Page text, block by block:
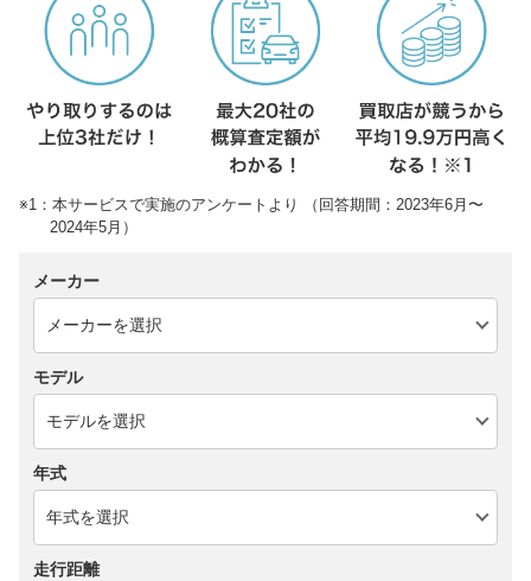
※1：本サービスで実施のアンケートより （回答期間：2023年6月〜
2024年5月）
メーカー
モデル
年式
走行距離